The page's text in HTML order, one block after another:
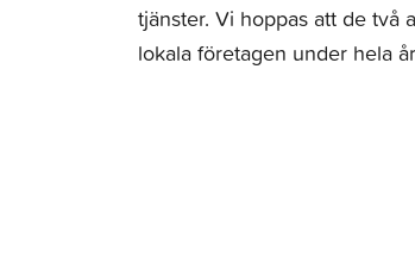
tjänster. Vi hoppas att de två
lokala företagen under hela